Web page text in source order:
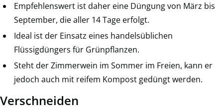
Empfehlenswert ist daher eine Düngung von März bis
September, die aller 14 Tage erfolgt.
Ideal ist der Einsatz eines handelsüblichen
Flüssigdüngers für Grünpflanzen.
Steht der Zimmerwein im Sommer im Freien, kann er
jedoch auch mit reifem Kompost gedüngt werden.
Verschneiden